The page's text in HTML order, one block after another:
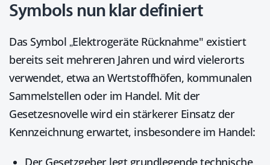
Symbols nun klar definiert
Das Symbol „Elektrogeräte Rücknahme" existiert
bereits seit mehreren Jahren und wird vielerorts
verwendet, etwa an Wertstoff­höfen, kommunalen
Sammel­stellen oder im Handel. Mit der
Gesetzesnovelle wird ein stärkerer Einsatz der
Kennzeichnung erwartet, insbeson­dere im Handel:
Der Gesetzgeber legt grundlegende technische